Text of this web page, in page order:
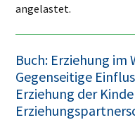
angelastet.
Buch: Erziehung im
Gegenseitige
Erziehung der